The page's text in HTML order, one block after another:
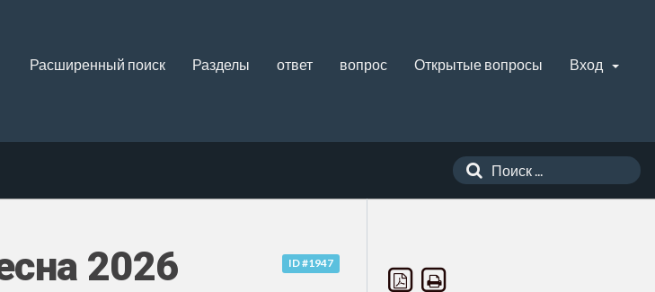
Расширенный поиск Разделы ответ вопрос Открытые вопросы Вход
ID #1947
2026